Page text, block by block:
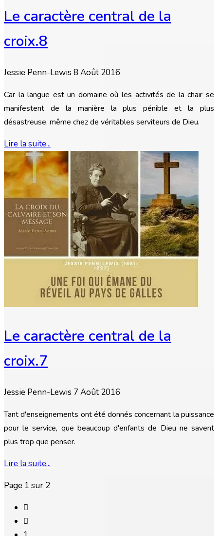
Le caractère central de la
croix.8
Jessie Penn-Lewis 8 Août 2016
Car la langue est un domaine où les activités de la chair se
manifestent de la manière la plus pénible et la plus
désastreuse, même chez de véritables serviteurs de Dieu.
Lire la suite...
Le caractère central de la
croix.7
Jessie Penn-Lewis 7 Août 2016
Tant d'enseignements ont été donnés concernant la puissance
pour le service, que beaucoup d'enfants de Dieu ne savent
plus trop que penser.
Lire la suite...
Page 1 sur 2